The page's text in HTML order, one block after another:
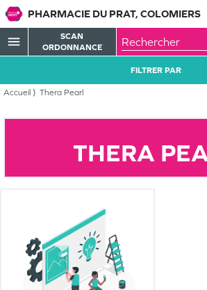
PHARMACIE DU PRAT, COLOMIERS
menu
SCAN
ORDONNANCE
Accueil Thera Pearl
FILTRER PAR
THERA